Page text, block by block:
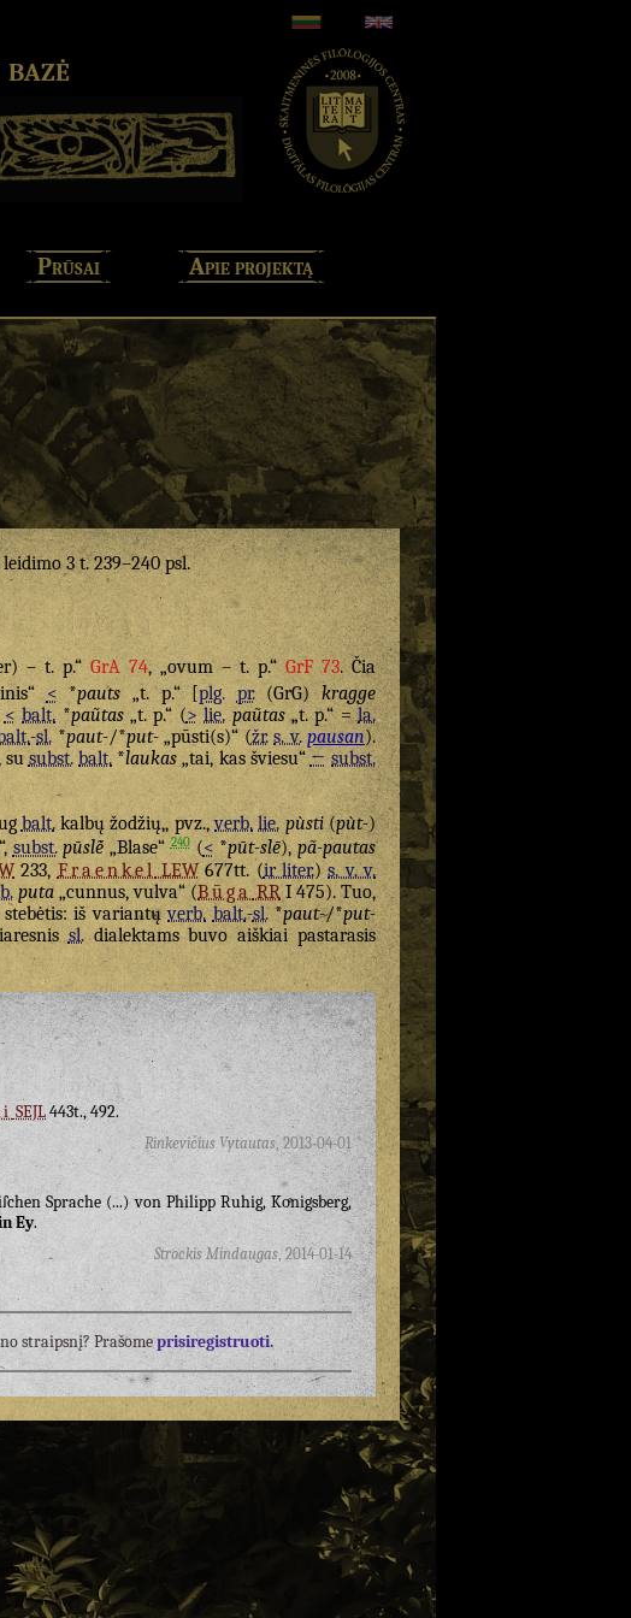
Prūsai Apie projektą
leidimo 3 t. 239–240 psl.
– t. p.“GrA 74, „ovum – t. p.“GrF 73. Čia
< *pauts„t. p.“ [plg. pr.(GrG)kragge
< balt.*paũtas„t. p.“ (> lie. paũtas„t. p.“ =la.
-sl.*paut-/*put-„pūsti(s)“ (žr. s. v. pausan).
susubst. balt.*laukas„tai, kas šviesu“← subst.
balt.kalbų žodžių,, pvz.,verb. lie. pùsti(pùt-)
subst. pūslė̃„Blase“240(<*pūt-slē),pã-pautas
233,Fraenkel LEW677tt. (ir liter.)s. v. v.
puta„cunnus, vulva“ (BūgaRRI 475). Tuo,
stebėtis: iš variantųverb. balt.-sl.*paut-/*put-
sl.dialektams buvo aiškiai pastarasis
SEJL443t., 492.
Rinkevičius Vytautas,2013-04-01
Sprache (...) von Philipp Ruhig, Koͤnigsberg,
Ey.
Strockis Mindaugas,2014-01-14
straipsnį? Prašomeprisiregistruoti.